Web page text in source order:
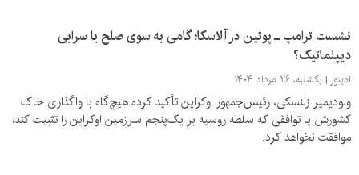
نشست ترامپ ـ پوتین در آلاسکا؛ گامی به سوی صلح یا سرابی
دیپلماتیک؟
ادیتور یکشنبه، ۲۶ مرداد ۱۴۰۴
ولودیمیر زلنسکی، رئیس‌جمهور اوکراین تأکید کرده هیچ‌گاه با واگذاری خاک
کشورش یا توافقی که سلطه روسیه بر یک‌پنجم سرزمین اوکراین را تثبیت کند،
موافقت نخواهد کرد.